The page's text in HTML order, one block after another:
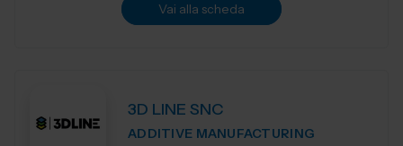
Vai alla scheda
3D LINE SNC
ADDITIVE MANUFACTURING